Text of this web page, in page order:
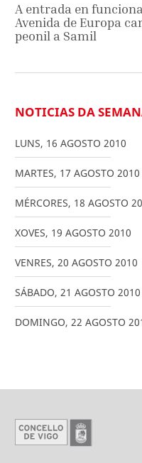
A entrada en
Avenida de Europa
peonil a Samil
NOTICIAS DA
LUNS, 16 AGOSTO 2010
MARTES, 17 AGOSTO 2010
MÉRCORES, 18 AGOSTO
XOVES, 19 AGOSTO 2010
VENRES, 20 AGOSTO 2010
SÁBADO, 21 AGOSTO 2010
DOMINGO, 22 AGOSTO